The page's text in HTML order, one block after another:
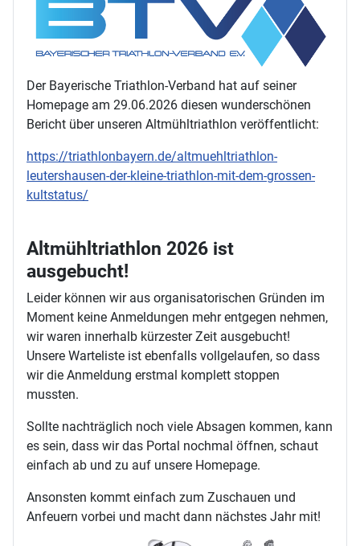
Der Bayerische Triathlon-Verband hat auf seiner
Homepage am 29.06.2026 diesen wunderschönen
Bericht über unseren Altmühltriathlon veröffentlicht:
https://triathlonbayern.de/altmuehltriathlon-
leutershausen-der-kleine-triathlon-mit-dem-grossen-
kultstatus/
Altmühltriathlon 2026 ist
ausgebucht!
Leider können wir aus organisatorischen Gründen im
Moment keine Anmeldungen mehr entgegen nehmen,
wir waren innerhalb kürzester Zeit ausgebucht!
Unsere Warteliste ist ebenfalls vollgelaufen, so dass
wir die Anmeldung erstmal komplett stoppen
mussten.
Sollte nachträglich noch viele Absagen kommen, kann
es sein, dass wir das Portal nochmal öffnen, schaut
einfach ab und zu auf unsere Homepage.
Ansonsten kommt einfach zum Zuschauen und
Anfeuern vorbei und macht dann nächstes Jahr mit!